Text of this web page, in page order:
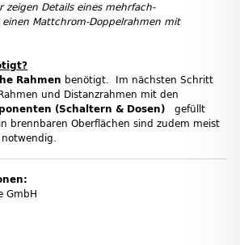
zeigen Details eines mehrfach-
einen Mattchrom-Doppelrahmen mit
Rahmen benötigt. Im nächsten Schritt
und Distanzrahmen mit den
(Schaltern & Dosen) gefüllt
brennbaren Oberflächen sind zudem meist
notwendig.
GmbH